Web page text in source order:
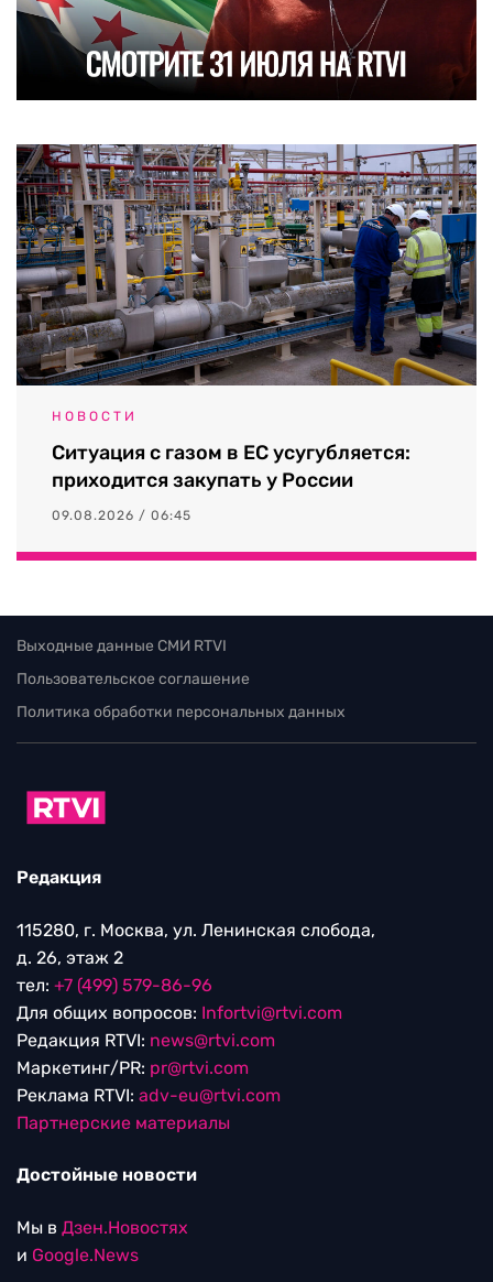
НОВОСТИ
Ситуация с газом в ЕС усугубляется:
приходится закупать у России
09.08.2026 / 06:45
Выходные данные СМИ RTVI
Пользовательское соглашение
Политика обработки персональных данных
Редакция
115280, г. Москва, ул. Ленинская слобода,
д. 26, этаж 2
тел: +7 (499) 579-86-96
Для общих вопросов: Infortvi@rtvi.com
Редакция RTVI: news@rtvi.com
Маркетинг/PR: pr@rtvi.com
Реклама RTVI: adv-eu@rtvi.com
Партнерские материалы
Достойные новости
Мы в Дзен.Новостях
и Google.News